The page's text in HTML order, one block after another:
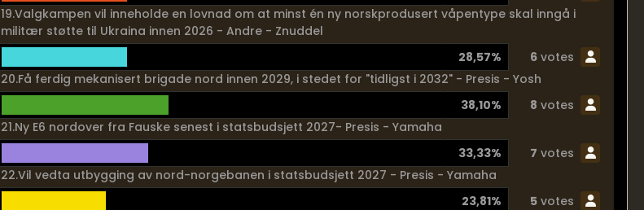
19.Valgkampen vil inneholde en lovnad om at minst én ny norskprodusert våpentype skal inngå i
militær støtte til Ukraina innen 2026 - Andre - Znuddel
28,57%
6 votes
20.Få ferdig mekanisert brigade nord innen 2029, i stedet for "tidligst i 2032" - Presis - Yosh
38,10%
8 votes
21.Ny E6 nordover fra Fauske senest i statsbudsjett 2027- Presis - Yamaha
33,33%
7 votes
22.Vil vedta utbygging av nord-norgebanen i statsbudsjett 2027 - Presis - Yamaha
23,81%
5 votes